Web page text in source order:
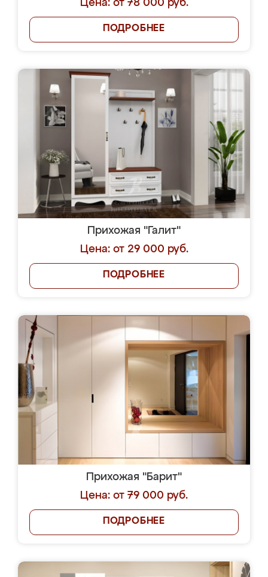
Цена: от 78 000 руб.
ПОДРОБНЕЕ
Прихожая "Галит"
Цена: от 29 000 руб.
ПОДРОБНЕЕ
Прихожая "Барит"
Цена: от 79 000 руб.
ПОДРОБНЕЕ